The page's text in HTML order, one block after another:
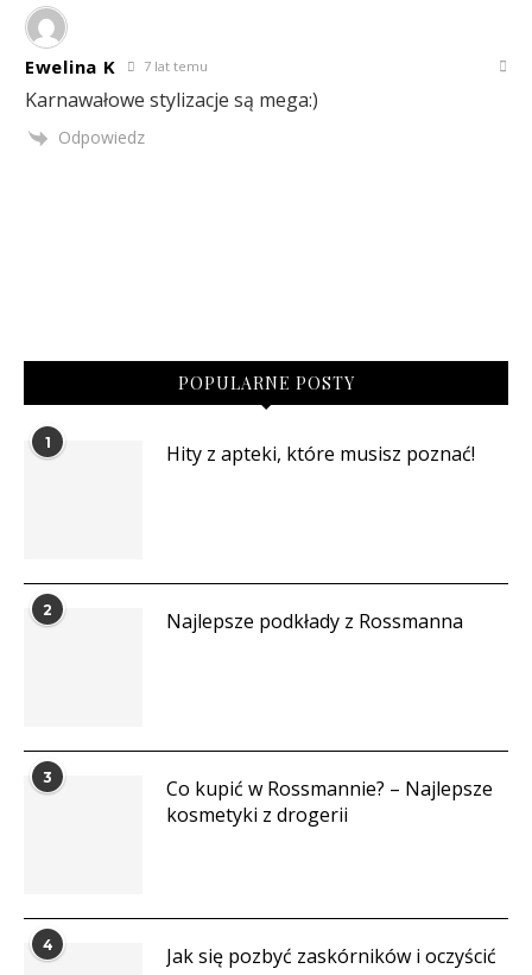
Ewelina K 7 lat temu
Karnawałowe stylizacje są mega:)
Odpowiedz
POPULARNE POSTY
1 Hity z apteki, które musisz poznać!
2 Najlepsze podkłady z Rossmanna
3
Co kupić w Rossmannie? – Najlepsze
kosmetyki z drogerii
4
Jak się pozbyć zaskórników i oczyścić